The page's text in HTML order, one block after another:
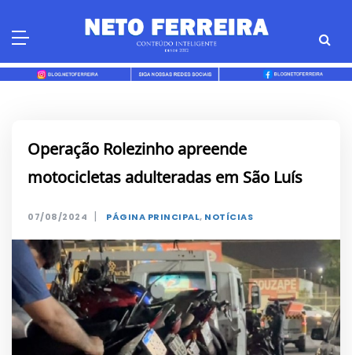
Operação Rolezinho apreende
motocicletas adulteradas em São Luís
07/08/2024 | PÁGINA PRINCIPAL, NOTÍCIAS